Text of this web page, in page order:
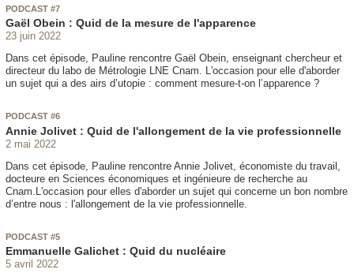
PODCAST #7
Gaël Obein : Quid de la mesure de l'apparence
23 juin 2022
Dans cet épisode, Pauline rencontre Gaël Obein, enseignant chercheur et
directeur du labo de Métrologie LNE Cnam. L'occasion pour elle d'aborder
un sujet qui a des airs d’utopie : comment mesure-t-on l’apparence ?
PODCAST #6
Annie Jolivet : Quid de l'allongement de la vie professionnelle
2 mai 2022
Dans cet épisode, Pauline rencontre Annie Jolivet, économiste du travail,
docteure en Sciences économiques et ingénieure de recherche au
Cnam.L'occasion pour elles d'aborder un sujet qui concerne un bon nombre
d’entre nous : l'allongement de la vie professionnelle.
PODCAST #5
Emmanuelle Galichet : Quid du nucléaire
5 avril 2022